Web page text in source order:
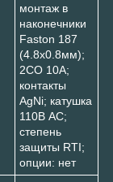
монтаж в
наконечники
Faston 187
(4.8х0.8мм);
2CO 10A;
контакты
AgNi; катушка
110В AC;
степень
защиты RTI;
опции: нет